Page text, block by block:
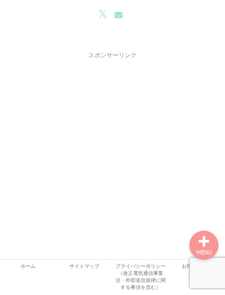
スポンサーリンク
ホーム サイトマップ
プライバシーポリシー
（改正電気通信事業
法・外部送信規律に関
する事項を含む）
お問い合わせ
MENU